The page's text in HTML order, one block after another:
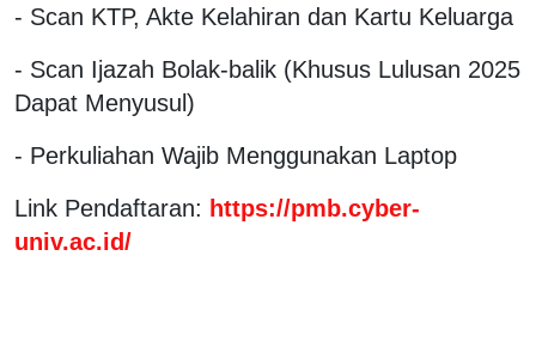
- Scan KTP, Akte Kelahiran dan Kartu Keluarga
- Scan Ijazah Bolak-balik (Khusus Lulusan 2025
Dapat Menyusul)
- Perkuliahan Wajib Menggunakan Laptop
Link Pendaftaran: https://pmb.cyber-
univ.ac.id/